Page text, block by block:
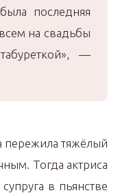
последняя
на свадьбы
—
пережила тяжёлый
Тогда актриса
в пьянстве